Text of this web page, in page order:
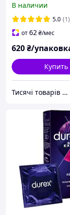
его #12 шт.С
long love.
В наличии
5.0 (1)
от62₴/мес
620₴/
Купить
Тисячі товарів для всіх !!!